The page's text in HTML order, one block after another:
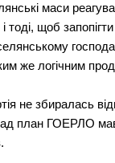
маси
тоді, щоб
же логічним
не збиралась
план ГОЕРЛО